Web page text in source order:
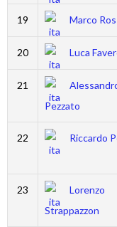
19 Marco
20 Luca
21
Pezzato
22 Riccardo
23
Lorenzo
Strappazzon